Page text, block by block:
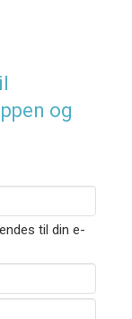
og
til din e-